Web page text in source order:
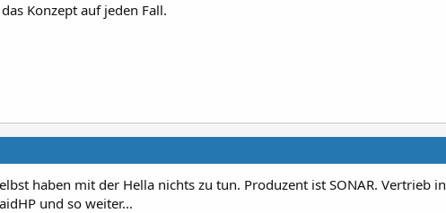
Konzept auf jeden Fall.
haben mit der Hella nichts zu tun. Produzent ist SONAR. Vertrieb in
und so weiter...